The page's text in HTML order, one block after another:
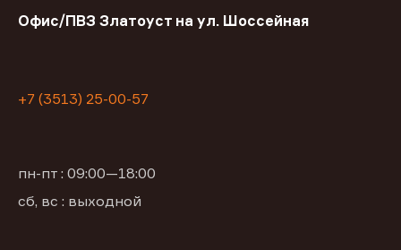
Офис/ПВЗ Златоуст на ул. Шоссейная
+7 (3513) 25-00-57
пн-пт : 09:00—18:00
сб, вс : выходной